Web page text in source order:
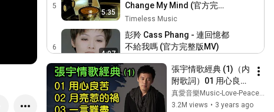
5
5:35
Change My Mind (官方完整
版MV)
Timeless Music
6
4:07
彭羚 Cass Phang - 連回憶都
不給我嗎 (官方完整版MV)
7
5:00
那英 Na Ying - 心酸的浪漫
Bitter But Sweet (官方完整版
MV)
Timeless Music
張宇情歌經典 (1)（内
附歌詞）01 用心良
苦；02 月亮惹的禍；
03 一言難盡；04 趁
真愛音樂Music-Love-Peace-Joy
3.2M views • 3 years ago